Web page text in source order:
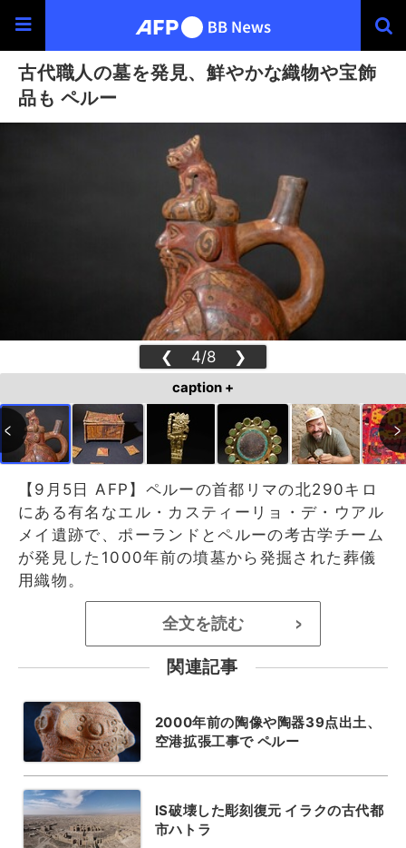
古代職人の墓を発見、鮮やかな織物や宝飾
品も ペルー
❮ 4/8 ❯
caption +
【9月5日 AFP】ペルーの首都リマの北290キロ
にある有名なエル・カスティーリョ・デ・ウアル
メイ遺跡で、ポーランドとペルーの考古学チーム
が発見した1000年前の墳墓から発掘された葬儀
用織物。
全文を読む >
関連記事
2000年前の陶像や陶器39点出土、
空港拡張工事で ペルー
IS破壊した彫刻復元 イラクの古代都
市ハトラ